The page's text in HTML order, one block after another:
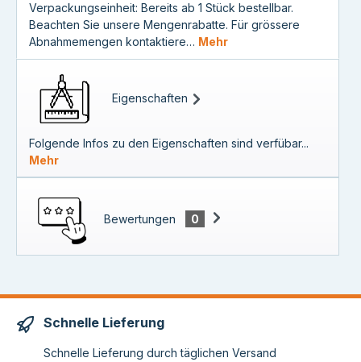
Verpackungseinheit: Bereits ab 1 Stück bestellbar.
Beachten Sie unsere Mengenrabatte. Für grössere
Abnahmemengen kontaktiere… Mehr
Eigenschaften
Folgende Infos zu den Eigenschaften sind verfübar...
Mehr
Bewertungen 0
Schnelle Lieferung
Schnelle Lieferung durch täglichen Versand